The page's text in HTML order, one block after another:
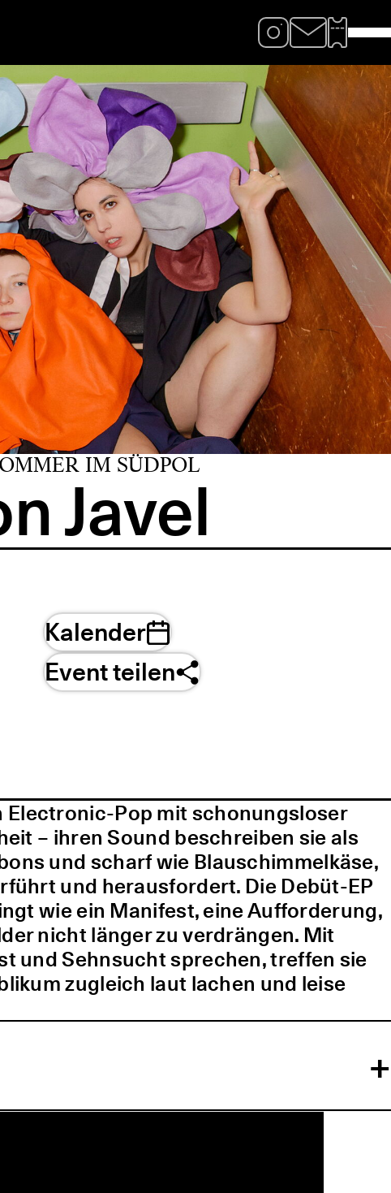
IM SÜDPOL
Javel
Kalender
Event teilen
Pop mit schonungsloser
– ihren Sound beschreiben sie als
und scharf wie Blauschimmelkäse,
und herausfordert. Die Debüt-EP
wie ein Manifest, eine Aufforderung,
nicht länger zu verdrängen. Mit
und Sehnsucht sprechen, treffen sie
zugleich laut lachen und leise